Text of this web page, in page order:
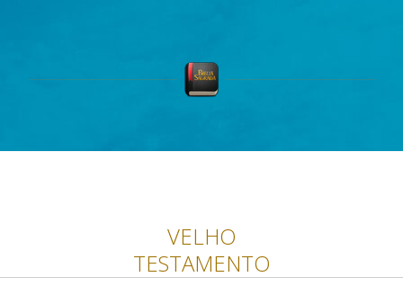
VELHO
TESTAMENTO